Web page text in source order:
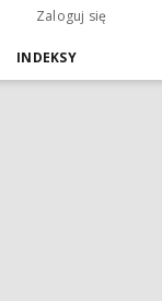
Zaloguj się
INDEKSY